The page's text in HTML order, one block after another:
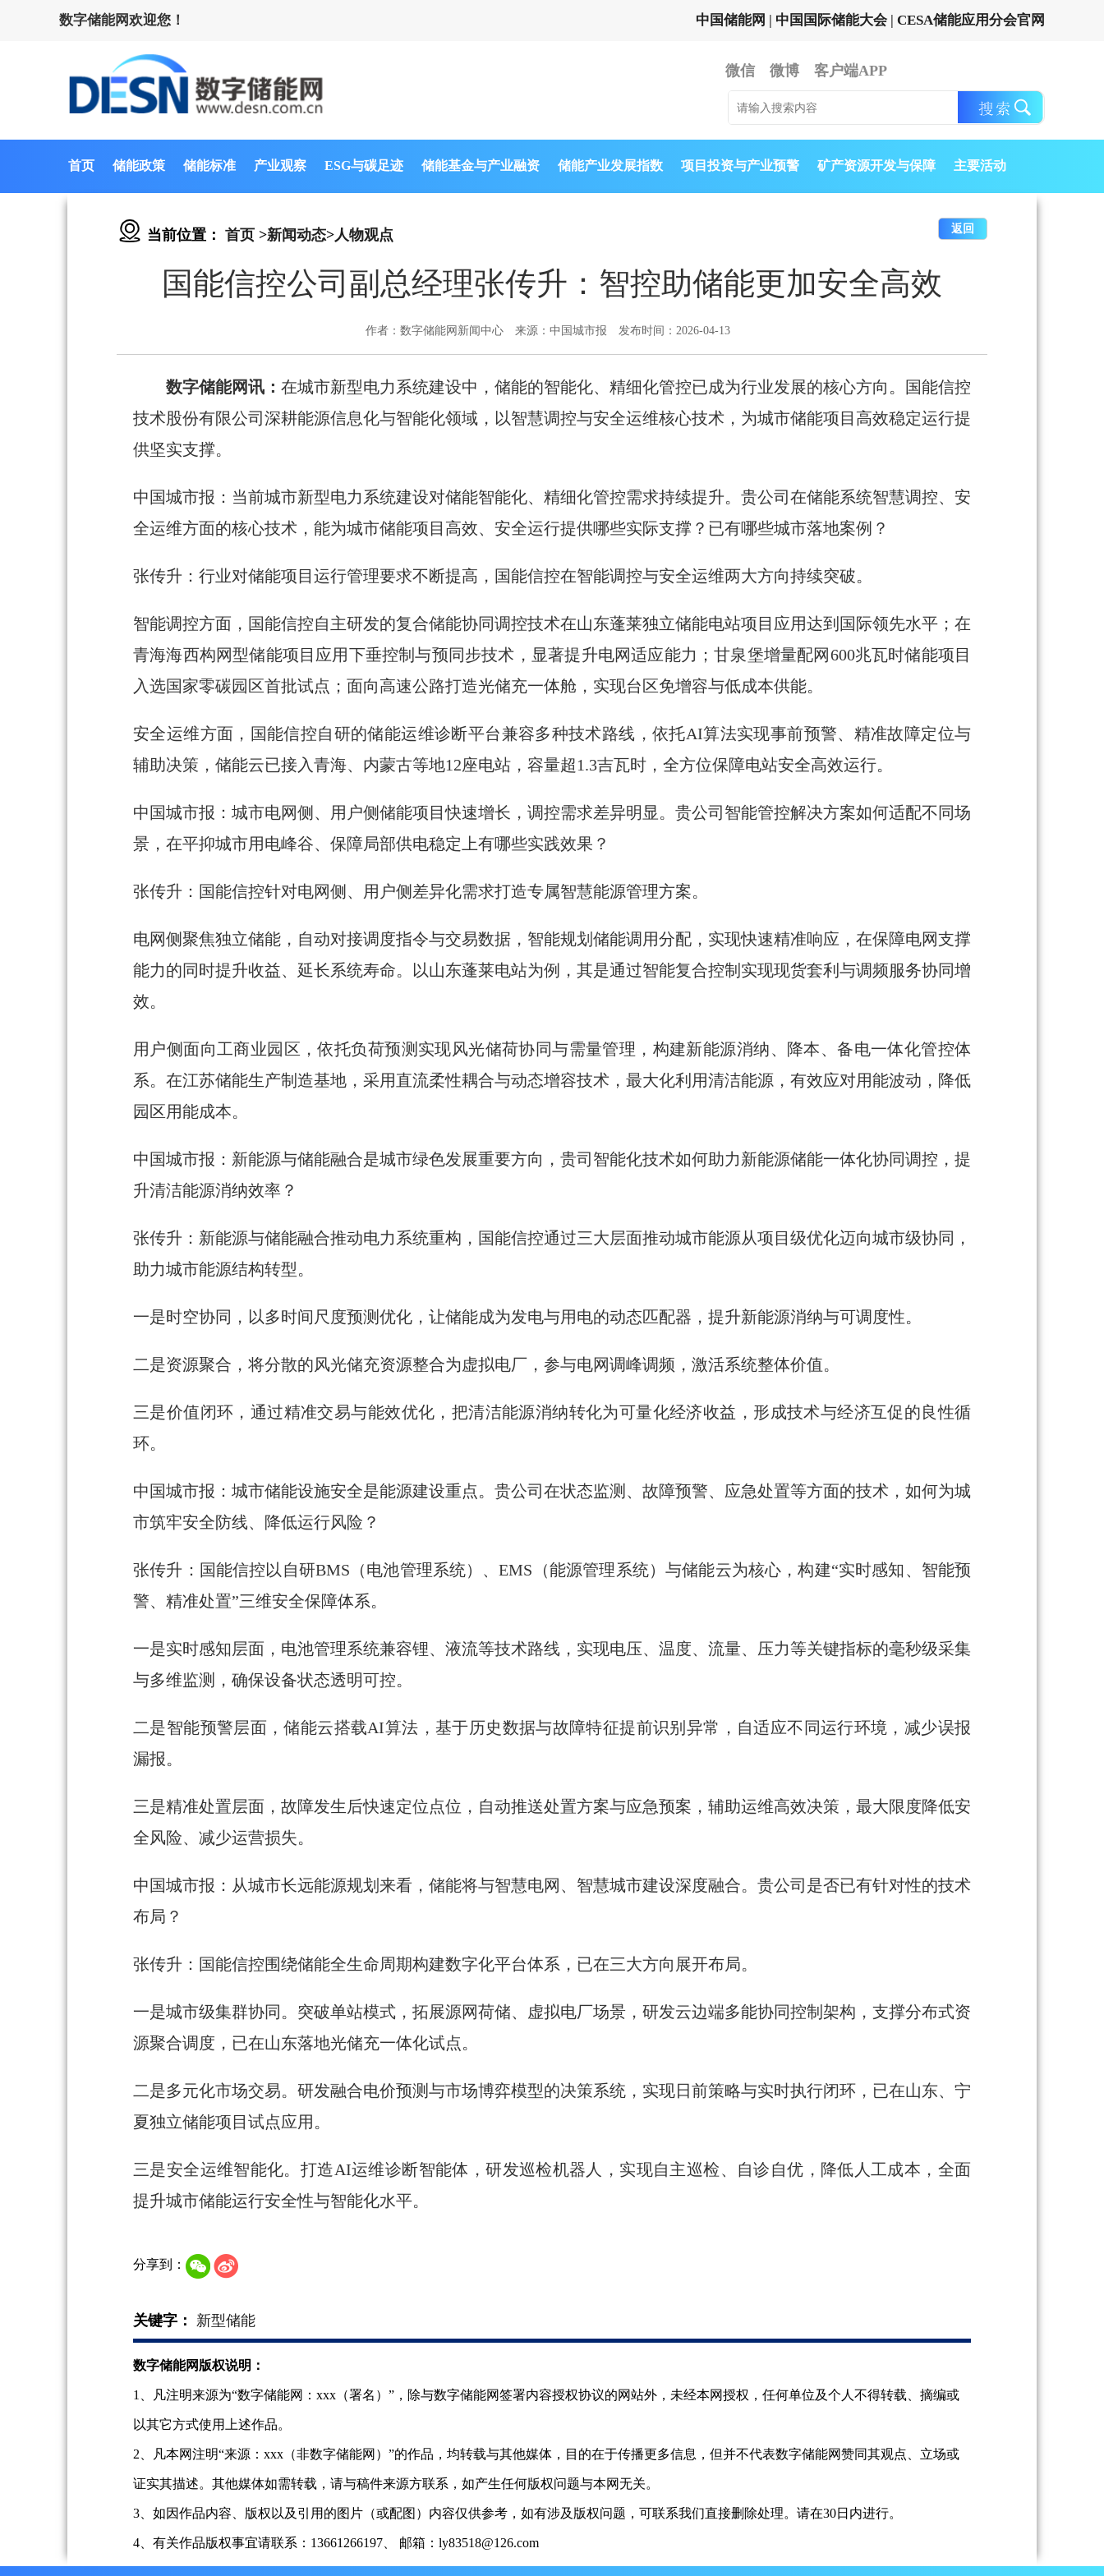
数字储能网欢迎您！ 中国储能网 | 中国国际储能大会 | CESA储能应用分会官网
微信 微博 客户端APP
首页 储能政策 储能标准 产业观察 ESG与碳足迹 储能基金与产业融资 储能产业发展指数 项目投资与产业预警 矿产资源开发与保障 主要活动
当前位置： 首页 >新闻动态>人物观点 返回
国能信控公司副总经理张传升：智控助储能更加安全高效
作者：数字储能网新闻中心 来源：中国城市报 发布时间：2026-04-13
数字储能网讯： 在城市新型电力系统建设中，储能的智能化、精细化管控已成为行业发展的核心方向。国能信控
技术股份有限公司深耕能源信息化与智能化领域，以智慧调控与安全运维核心技术，为城市储能项目高效稳定运行提
供坚实支撑。
中国城市报：当前城市新型电力系统建设对储能智能化、精细化管控需求持续提升。贵公司在储能系统智慧调控、安
全运维方面的核心技术，能为城市储能项目高效、安全运行提供哪些实际支撑？已有哪些城市落地案例？
张传升：行业对储能项目运行管理要求不断提高，国能信控在智能调控与安全运维两大方向持续突破。
智能调控方面，国能信控自主研发的复合储能协同调控技术在山东蓬莱独立储能电站项目应用达到国际领先水平；在
青海海西构网型储能项目应用下垂控制与预同步技术，显著提升电网适应能力；甘泉堡增量配网600兆瓦时储能项目
入选国家零碳园区首批试点；面向高速公路打造光储充一体舱，实现台区免增容与低成本供能。
安全运维方面，国能信控自研的储能运维诊断平台兼容多种技术路线，依托AI算法实现事前预警、精准故障定位与
辅助决策，储能云已接入青海、内蒙古等地12座电站，容量超1.3吉瓦时，全方位保障电站安全高效运行。
中国城市报：城市电网侧、用户侧储能项目快速增长，调控需求差异明显。贵公司智能管控解决方案如何适配不同场
景，在平抑城市用电峰谷、保障局部供电稳定上有哪些实践效果？
张传升：国能信控针对电网侧、用户侧差异化需求打造专属智慧能源管理方案。
电网侧聚焦独立储能，自动对接调度指令与交易数据，智能规划储能调用分配，实现快速精准响应，在保障电网支撑
能力的同时提升收益、延长系统寿命。以山东蓬莱电站为例，其是通过智能复合控制实现现货套利与调频服务协同增
效。
用户侧面向工商业园区，依托负荷预测实现风光储荷协同与需量管理，构建新能源消纳、降本、备电一体化管控体
系。在江苏储能生产制造基地，采用直流柔性耦合与动态增容技术，最大化利用清洁能源，有效应对用能波动，降低
园区用能成本。
中国城市报：新能源与储能融合是城市绿色发展重要方向，贵司智能化技术如何助力新能源储能一体化协同调控，提
升清洁能源消纳效率？
张传升：新能源与储能融合推动电力系统重构，国能信控通过三大层面推动城市能源从项目级优化迈向城市级协同，
助力城市能源结构转型。
一是时空协同，以多时间尺度预测优化，让储能成为发电与用电的动态匹配器，提升新能源消纳与可调度性。
二是资源聚合，将分散的风光储充资源整合为虚拟电厂，参与电网调峰调频，激活系统整体价值。
三是价值闭环，通过精准交易与能效优化，把清洁能源消纳转化为可量化经济收益，形成技术与经济互促的良性循
环。
中国城市报：城市储能设施安全是能源建设重点。贵公司在状态监测、故障预警、应急处置等方面的技术，如何为城
市筑牢安全防线、降低运行风险？
张传升：国能信控以自研BMS（电池管理系统）、EMS（能源管理系统）与储能云为核心，构建“实时感知、智能预
警、精准处置”三维安全保障体系。
一是实时感知层面，电池管理系统兼容锂、液流等技术路线，实现电压、温度、流量、压力等关键指标的毫秒级采集
与多维监测，确保设备状态透明可控。
二是智能预警层面，储能云搭载AI算法，基于历史数据与故障特征提前识别异常，自适应不同运行环境，减少误报
漏报。
三是精准处置层面，故障发生后快速定位点位，自动推送处置方案与应急预案，辅助运维高效决策，最大限度降低安
全风险、减少运营损失。
中国城市报：从城市长远能源规划来看，储能将与智慧电网、智慧城市建设深度融合。贵公司是否已有针对性的技术
布局？
张传升：国能信控围绕储能全生命周期构建数字化平台体系，已在三大方向展开布局。
一是城市级集群协同。突破单站模式，拓展源网荷储、虚拟电厂场景，研发云边端多能协同控制架构，支撑分布式资
源聚合调度，已在山东落地光储充一体化试点。
二是多元化市场交易。研发融合电价预测与市场博弈模型的决策系统，实现日前策略与实时执行闭环，已在山东、宁
夏独立储能项目试点应用。
三是安全运维智能化。打造AI运维诊断智能体，研发巡检机器人，实现自主巡检、自诊自优，降低人工成本，全面
提升城市储能运行安全性与智能化水平。
分享到：
关键字： 新型储能
数字储能网版权说明：
1、凡注明来源为“数字储能网：xxx（署名）”，除与数字储能网签署内容授权协议的网站外，未经本网授权，任何单位及个人不得转载、摘编或
以其它方式使用上述作品。
2、凡本网注明“来源：xxx（非数字储能网）”的作品，均转载与其他媒体，目的在于传播更多信息，但并不代表数字储能网赞同其观点、立场或
证实其描述。其他媒体如需转载，请与稿件来源方联系，如产生任何版权问题与本网无关。
3、如因作品内容、版权以及引用的图片（或配图）内容仅供参考，如有涉及版权问题，可联系我们直接删除处理。请在30日内进行。
4、有关作品版权事宜请联系：13661266197、 邮箱：ly83518@126.com